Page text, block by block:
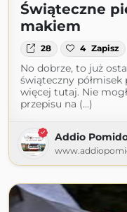
Świąteczne
makiem
28 4 Zapisz
No dobrze, to już
świąteczny
więcej tutaj. Nie
przepisu na (...)
Addio